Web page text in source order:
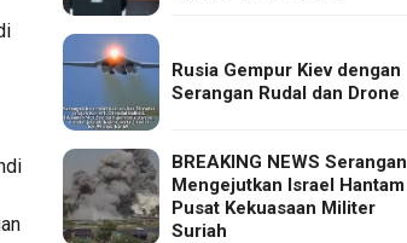
Rusia Gempur Kiev dengan
Serangan Rudal dan Drone
BREAKING NEWS Serangan
Mengejutkan Israel Hantam
Pusat Kekuasaan Militer
Suriah